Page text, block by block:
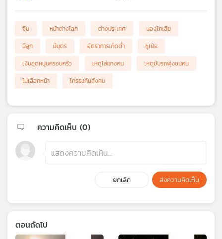
จีน หน้าต่างโลก ต่างประเทศ
มองโกเลีย
มีลูก
มีบุตร อัตราการเกิดต่ำ
ซูเป่ย
เงินอุดหนุนครอบครัว
เหตุไล่แทงคน
เหตุขับรถพุ่งชนคน
ไม่เลือกหน้า
โกรธแค้นสังคม
ความคิดเห็น (0)
ยกเลิก ส่งความคิดเห็น
ตอนถัดไป